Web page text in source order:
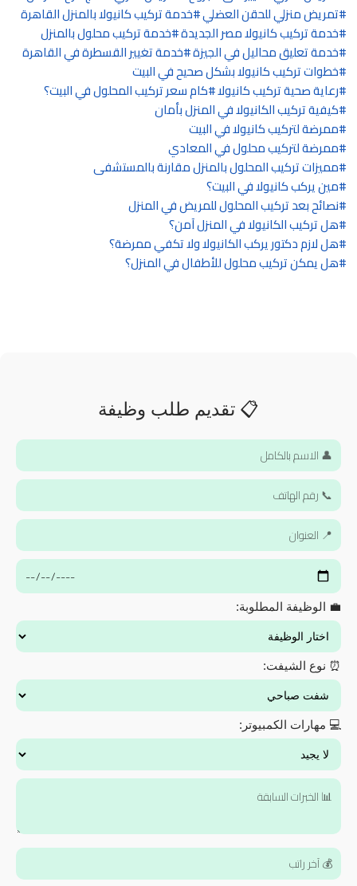
تمريض منزلي للحقن العضلي خدمة تركيب كانيولا بالمنزل القاهرة
خدمة تركيب كانيولا مصر الجديدة خدمة تركيب محلول بالمنزل
خدمة تعليق محاليل في الجيزة خدمة تغيير القسطرة في القاهرة
خطوات تركيب كانيولا بشكل صحيح في البيت
رعاية صحية تركيب كانيولا كام سعر تركيب المحلول في البيت؟
كيفية تركيب الكانيولا في المنزل بأمان
ممرضة لتركيب كانيولا في البيت
ممرضة لتركيب محلول في المعادي
مميزات تركيب المحلول بالمنزل مقارنة بالمستشفى
مين يركب كانيولا في البيت؟
نصائح بعد تركيب المحلول للمريض في المنزل
هل تركيب الكانيولا في المنزل آمن؟
هل لازم دكتور يركب الكانيولا ولا تكفي ممرضة؟
هل يمكن تركيب محلول للأطفال في المنزل؟
📋 تقديم طلب وظيفة
💼 الوظيفة المطلوبة:
⏰ نوع الشيفت:
💻 مهارات الكمبيوتر: